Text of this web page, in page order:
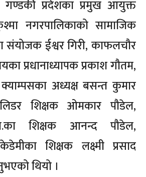
गण्डकी प्रदेशका प्रमुख आयुक्त
नगरपालिकाको सामाजिक
संयोजक ईश्वर गिरी, काफलचौर
प्रधानाध्यापक प्रकाश गौतम,
अध्यक्ष बसन्त कुमार
लिडर शिक्षक ओमकार पौडेल,
शिक्षक आनन्द पौडेल,
शिक्षक लक्ष्मी प्रसाद
थियो ।